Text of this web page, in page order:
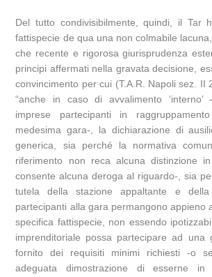
Del tutto condivisibilmente, quindi, il Tar
fattispecie de qua una non colmabile
che recente e rigorosa giurisprudenza
principi affermati nella gravata decisione,
convincimento per cui (T.A.R. Napoli sez. II
“anche in caso di avvalimento ‘interno’
imprese partecipanti in
medesima gara-, la dichiarazione di
generica, sia perché la normativa
riferimento non reca alcuna distinzione
consente alcuna deroga al riguardo-, sia
tutela della stazione appaltante e
partecipanti alla gara permangono appieno
specifica fattispecie, non essendo
imprenditoriale possa partecipare ad una
fornito dei requisiti minimi richiesti -o
adeguata dimostrazione di esserne